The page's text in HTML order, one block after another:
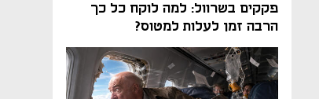
פקקים בשרוול: למה לוקח כל כך
הרבה זמן לעלות למטוס?